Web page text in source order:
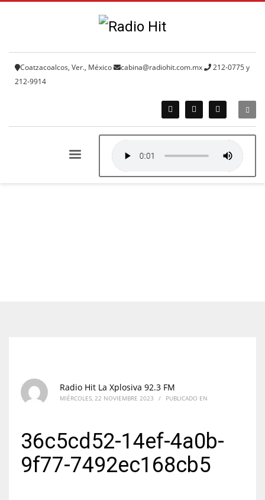
Coatzacoalcos, Ver., México cabina@radiohit.com.mx
212-0775 y
212-9914
Radio Hit La Xplosiva 92.3 FM
MIÉRCOLES, 22 NOVIEMBRE 2023 / PUBLICADO EN
36c5cd52-14ef-4a0b-
9f77-7492ec168cb5